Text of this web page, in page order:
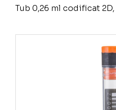
Tub 0,26 ml codificat